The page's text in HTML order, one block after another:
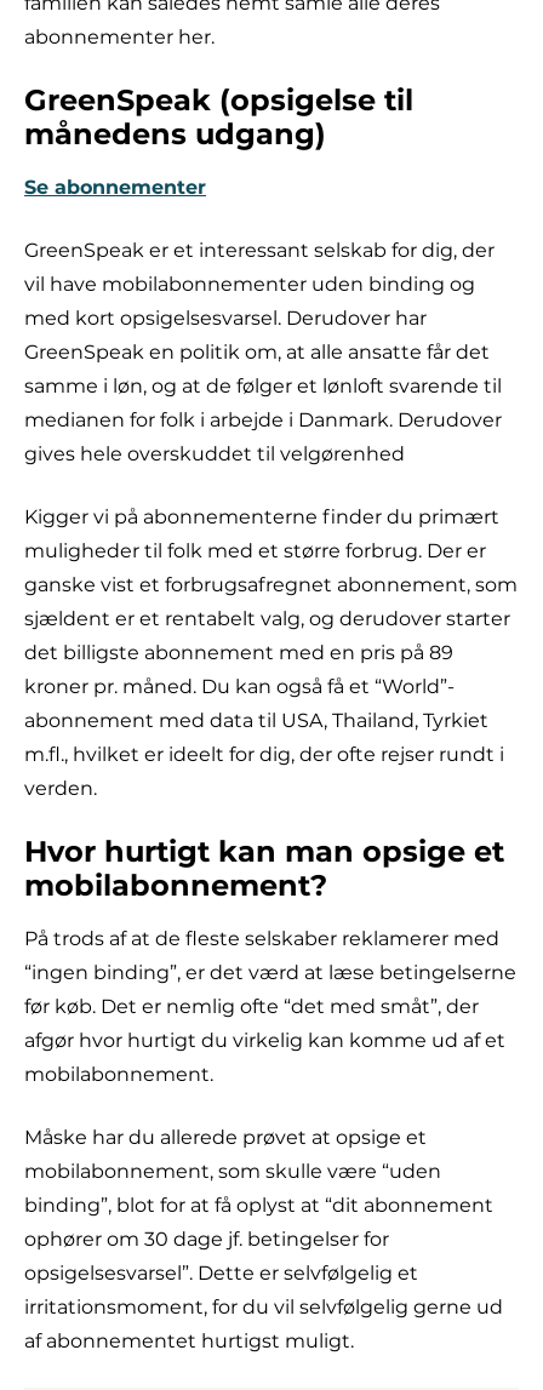
abonnementer her.
GreenSpeak (opsigelse til
månedens udgang)
Se abonnementer
GreenSpeak er et interessant selskab for dig, der
vil have mobilabonnementer uden binding og
med kort opsigelsesvarsel. Derudover har
GreenSpeak en politik om, at alle ansatte får det
samme i løn, og at de følger et lønloft svarende til
medianen for folk i arbejde i Danmark. Derudover
gives hele overskuddet til velgørenhed
Kigger vi på abonnementerne finder du primært
muligheder til folk med et større forbrug. Der er
ganske vist et forbrugsafregnet abonnement, som
sjældent er et rentabelt valg, og derudover starter
det billigste abonnement med en pris på 89
kroner pr. måned. Du kan også få et “World”-
abonnement med data til USA, Thailand, Tyrkiet
m.fl., hvilket er ideelt for dig, der ofte rejser rundt i
verden.
Hvor hurtigt kan man opsige et
mobilabonnement?
På trods af at de fleste selskaber reklamerer med
“ingen binding”, er det værd at læse betingelserne
før køb. Det er nemlig ofte “det med småt”, der
afgør hvor hurtigt du virkelig kan komme ud af et
mobilabonnement.
Måske har du allerede prøvet at opsige et
mobilabonnement, som skulle være “uden
binding”, blot for at få oplyst at “dit abonnement
ophører om 30 dage jf. betingelser for
opsigelsesvarsel”. Dette er selvfølgelig et
irritationsmoment, for du vil selvfølgelig gerne ud
af abonnementet hurtigst muligt.